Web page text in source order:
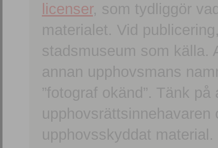
licenser, som tydliggör
materialet. Vid
stadsmuseum som källa.
annan upphovsmans
”fotograf okänd”. Tänk
upphovsskyddat material.